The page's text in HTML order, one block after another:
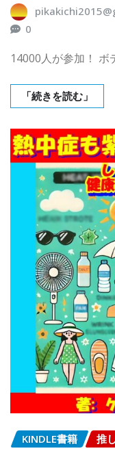
0
14000人が参加！
「続きを読む」
KINDLE書籍 推